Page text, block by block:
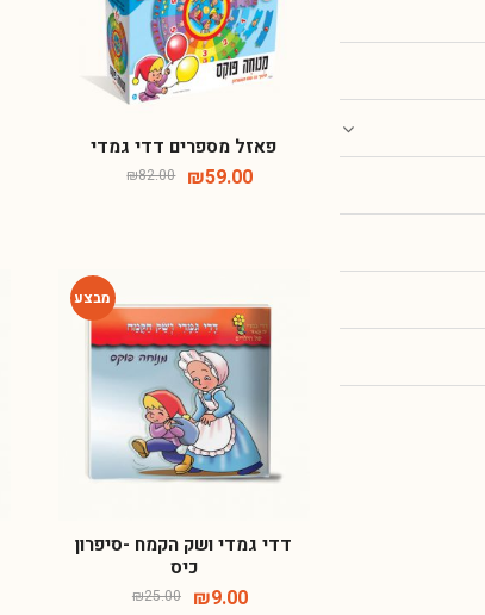
פאזל מספרים דדי גמדי
₪82.00 ₪59.00
-64%
דדי גמדי ושק הקמח -סיפרון
כיס
₪25.00 ₪9.00